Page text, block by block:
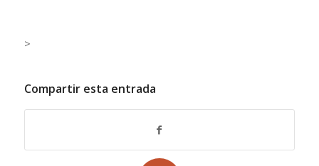
>
Compartir esta entrada